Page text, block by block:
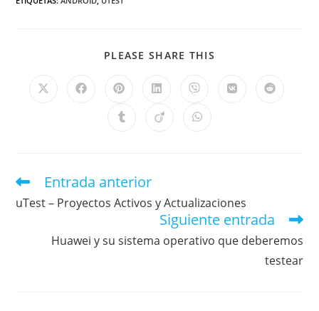
PLEASE SHARE THIS
Entrada anterior
uTest – Proyectos Activos y Actualizaciones
Siguiente entrada
Huawei y su sistema operativo que deberemos
testear